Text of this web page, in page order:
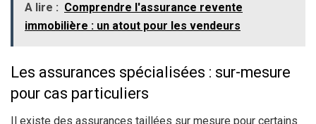
A lire : Comprendre l'assurance revente
immobilière : un atout pour les vendeurs
Les assurances spécialisées : sur-mesure
pour cas particuliers
Il existe des assurances taillées sur mesure pour certains